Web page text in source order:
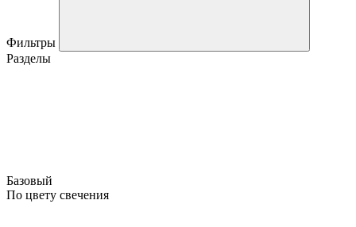
Фильтры
Разделы
Базовый
По цвету свечения